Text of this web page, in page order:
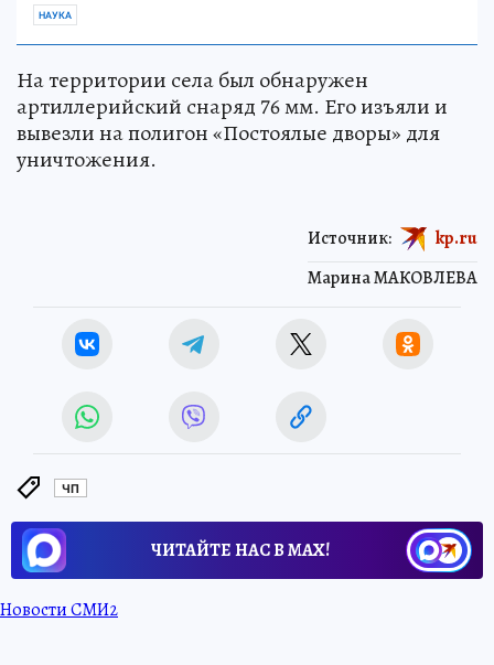
НАУКА
На территории села был обнаружен
артиллерийский снаряд 76 мм. Его изъяли и
вывезли на полигон «Постоялые дворы» для
уничтожения.
Марина МАКОВЛЕВА
Источник: kp.ru
ЧП
ЧИТАЙТЕ НАС В МАХ!
Новости СМИ2